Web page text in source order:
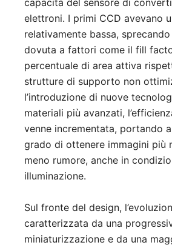
capacità del sensore di
elettroni. I primi CCD avevano
relativamente bassa,
dovuta a fattori come il fill
percentuale di area attiva
strutture di supporto non
l’introduzione di nuove
materiali più avanzati,
venne incrementata, portando
grado di ottenere immagini più
meno rumore, anche in
illuminazione.
Sul fronte del design,
caratterizzata da una
miniaturizzazione e da una